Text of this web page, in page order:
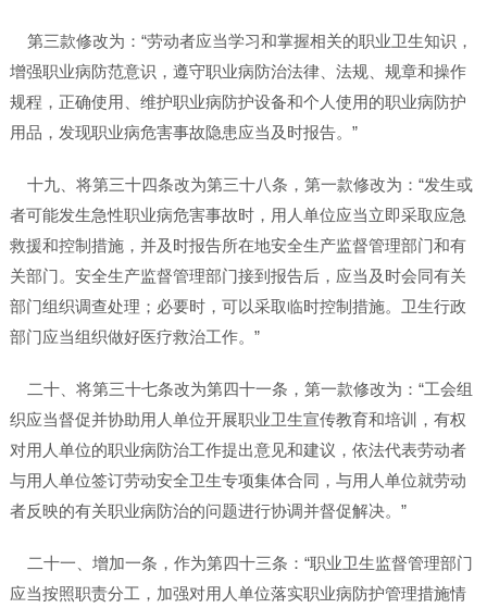
第三款修改为：“劳动者应当学习和掌握相关的职业卫生知识，
增强职业病防范意识，遵守职业病防治法律、法规、规章和操作
规程，正确使用、维护职业病防护设备和个人使用的职业病防护
用品，发现职业病危害事故隐患应当及时报告。”
十九、将第三十四条改为第三十八条，第一款修改为：“发生或
者可能发生急性职业病危害事故时，用人单位应当立即采取应急
救援和控制措施，并及时报告所在地安全生产监督管理部门和有
关部门。安全生产监督管理部门接到报告后，应当及时会同有关
部门组织调查处理；必要时，可以采取临时控制措施。卫生行政
部门应当组织做好医疗救治工作。”
二十、将第三十七条改为第四十一条，第一款修改为：“工会组
织应当督促并协助用人单位开展职业卫生宣传教育和培训，有权
对用人单位的职业病防治工作提出意见和建议，依法代表劳动者
与用人单位签订劳动安全卫生专项集体合同，与用人单位就劳动
者反映的有关职业病防治的问题进行协调并督促解决。”
二十一、增加一条，作为第四十三条：“职业卫生监督管理部门
应当按照职责分工，加强对用人单位落实职业病防护管理措施情